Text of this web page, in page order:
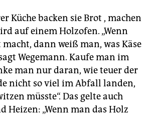
Küche backen sie Brot , machen
auf einem Holzofen. „Wenn
macht, dann weiß man, was Käse
Wegemann. Kaufe man im
man nur daran, wie teuer der
nicht so viel im Abfall landen,
müsste“. Das gelte auch
Heizen: „Wenn man das Holz